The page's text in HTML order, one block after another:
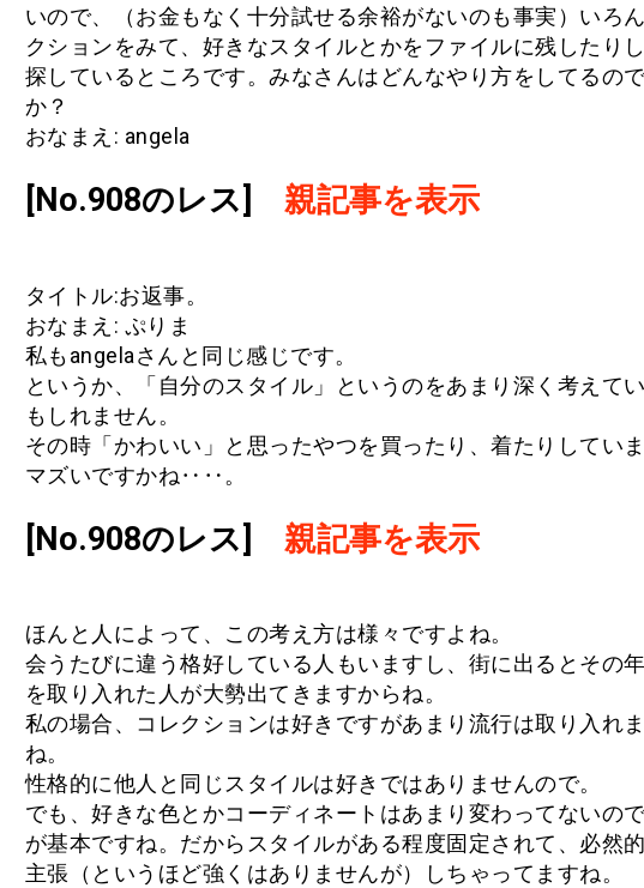
いので、（お金もなく十分試せる余裕がないのも事実）いろ
クションをみて、好きなスタイルとかをファイルに残したりし
探しているところです。みなさんはどんなやり方をしてるの
か？
おなまえ: angela
[No.908のレス] 親記事を表示
タイトル:お返事。
おなまえ: ぷりま
私もangelaさんと同じ感じです。
というか、「自分のスタイル」というのをあまり深く考えて
もしれません。
その時「かわいい」と思ったやつを買ったり、着たりしていま
マズいですかね‥‥。
[No.908のレス] 親記事を表示
ほんと人によって、この考え方は様々ですよね。
会うたびに違う格好している人もいますし、街に出るとその
を取り入れた人が大勢出てきますからね。
私の場合、コレクションは好きですがあまり流行は取り入れ
ね。
性格的に他人と同じスタイルは好きではありませんので。
でも、好きな色とかコーディネートはあまり変わってないの
が基本ですね。だからスタイルがある程度固定されて、必然
主張（というほど強くはありませんが）しちゃってますね。